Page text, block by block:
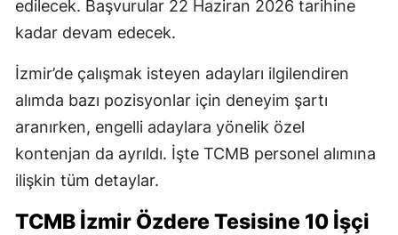
edilecek. Başvurular 22 Haziran 2026 tarihine
kadar devam edecek.
İzmir’de çalışmak isteyen adayları ilgilendiren
alımda bazı pozisyonlar için deneyim şartı
aranırken, engelli adaylara yönelik özel
kontenjan da ayrıldı. İşte TCMB personel alımına
ilişkin tüm detaylar.
TCMB İzmir Özdere Tesisine 10 İşçi